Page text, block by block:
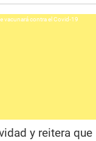
y reitera que